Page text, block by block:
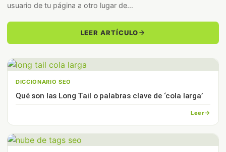
usuario de tu página a otro lugar de…
LEER ARTÍCULO
DICCIONARIO SEO
Qué son las Long Tail o palabras clave de ‘cola larga’
Leer